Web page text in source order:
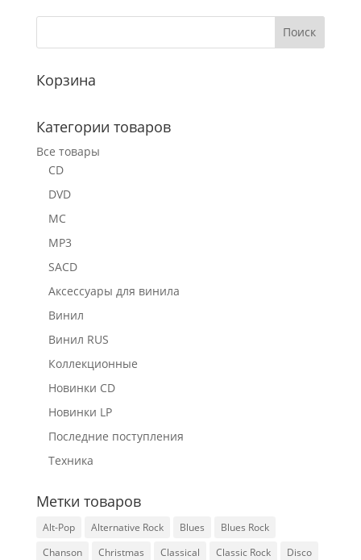
Корзина
Категории товаров
Все товары
CD
DVD
MC
MP3
SACD
Аксессуары для винила
Винил
Винил RUS
Коллекционные
Новинки CD
Новинки LP
Последние поступления
Техника
Метки товаров
Alt-Pop Alternative Rock Blues
Blues Rock
Chanson
Christmas Classical Classic Rock
Disco